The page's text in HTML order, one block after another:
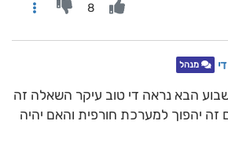
8
מנהל
הבא נראה די טוב עיקר השאלה זה
יהפוך למערכת חורפית והאם יהיה